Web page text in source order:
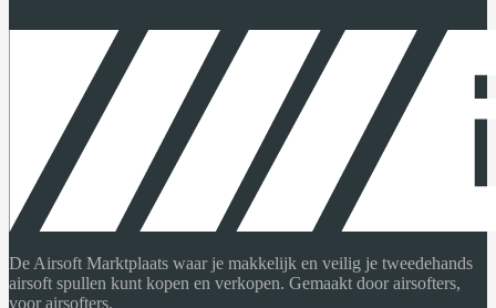
De Airsoft Marktplaats waar je makkelijk en veilig je tweedehands
airsoft spullen kunt kopen en verkopen. Gemaakt door airsofters,
voor airsofters.